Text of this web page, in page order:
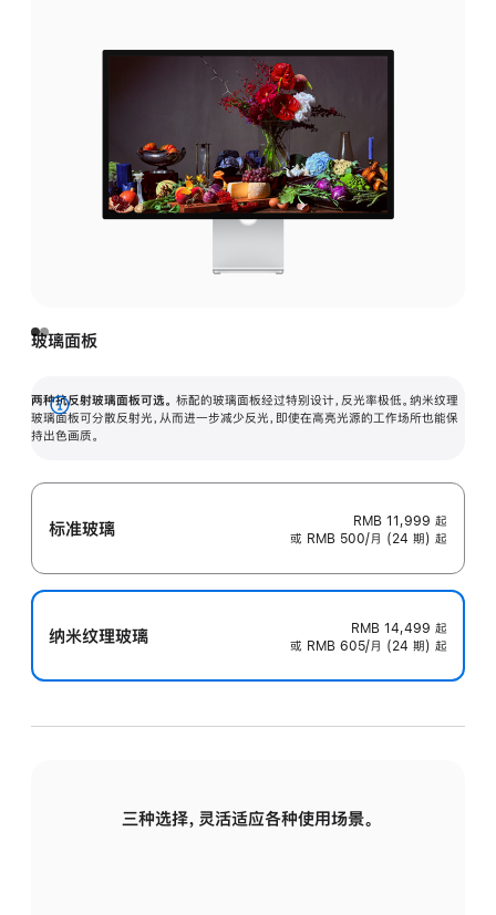
玻璃面板
两种抗反射玻璃面板可选。 标配的玻璃面板经过特别设计，反光率极低。纳米纹理
玻璃面板可分散反射光，从而进一步减少反光，即使在高亮光源的工作场所也能保
持出色画质。
展
开
标准玻璃 RMB 11,999 起
或 RMB 500/月 (24 期) 起
纳米纹理玻璃 RMB 14,499 起
或 RMB 605/月 (24 期) 起
三种选择，灵活适应各种使用场景。